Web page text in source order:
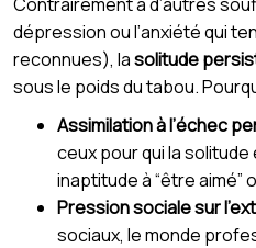
dépression ou l’anxiété qui
reconnues), lasolitude
sous le poids du tabou.
Assimilation à l’échec
ceux pour qui la
inaptitude à “être aimé”
Pression sociale sur
sociaux, le monde